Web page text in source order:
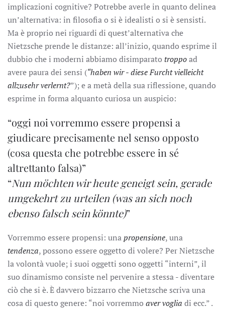
implicazioni cognitive? Potrebbe averle in quanto delinea
un’alternativa: in filosofia o si è idealisti o si è sensisti.
Ma è proprio nei riguardi di quest’alternativa che
Nietzsche prende le distanze: all’inizio, quando esprime il
dubbio che i moderni abbiamo disimparato troppoad
avere paura dei sensi (“haben wir - diese Furcht vielleicht
allzusehr verlernt?”); e a metà della sua riflessione, quando
esprime in forma alquanto curiosa un auspicio:
“oggi noi vorremmo essere propensi a
giudicare precisamente nel senso opposto
(cosa questa che potrebbe essere in sé
altrettanto falsa)”
“Nun möchten wir heute geneigt sein, gerade
umgekehrt zu urteilen (was an sich noch
ebenso falsch sein könnte)”
Vorremmo essere propensi: unapropensione, una
tendenza, possono essere oggetto di volere? Per Nietzsche
la volontà vuole; i suoi oggetti sono oggetti “interni”, il
suo dinamismo consiste nel pervenire a stessa - diventare
ciò che si è. È davvero bizzarro che Nietzsche scriva una
cosa di questo genere: “noi vorremmo aver voglia di ecc.” .